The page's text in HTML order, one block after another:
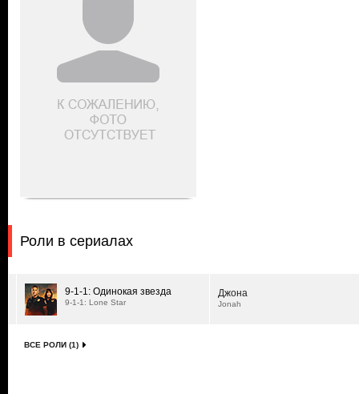
Роли в сериалах
9-1-1: Одинокая звезда
9-1-1: Lone Star
Джона
Jonah
ВСЕ РОЛИ (1)